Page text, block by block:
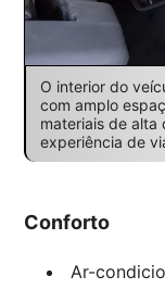
O interior do
com amplo
materiais de alta
experiência de
Conforto
Ar-